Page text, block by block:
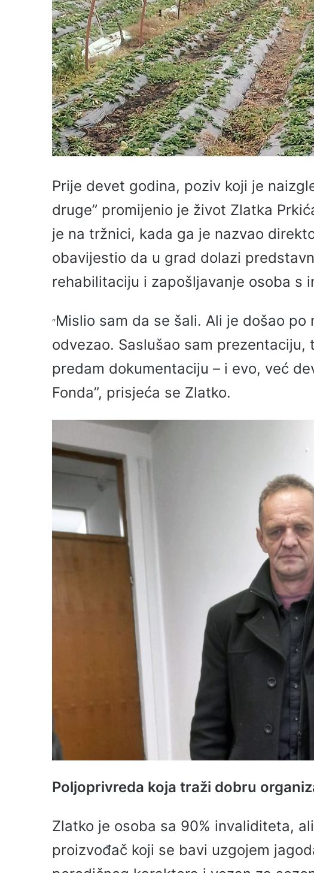
Prije devet godina, poziv koji je
druge” promijenio je život Zlatka
je na tržnici, kada ga je nazvao
obavijestio da u grad dolazi
rehabilitaciju i zapošljavanje osoba s
“Mislio sam da se šali. Ali je došao po
odvezao. Saslušao sam
predam dokumentaciju – i evo, već
Fonda”, prisjeća se Zlatko.
Poljoprivreda koja traži dobru
Zlatko je osoba sa 90% invaliditeta,
proizvođač koji se bavi uzgojem